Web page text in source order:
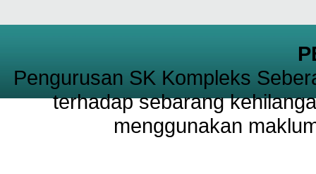
Pengurusan SK Kompleks
terhadap sebarang
menggunakan